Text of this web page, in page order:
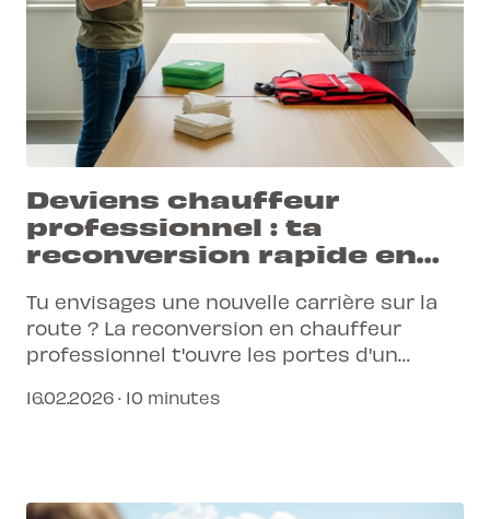
Deviens chauffeur
professionnel : ta
reconversion rapide en
Tu envisages une nouvelle carrière sur la
route ? La reconversion en chauffeur
professionnel t'ouvre les portes d'un
Découvre comment L-Pittet t'accompagne.
16.02.2026 · 10 minutes